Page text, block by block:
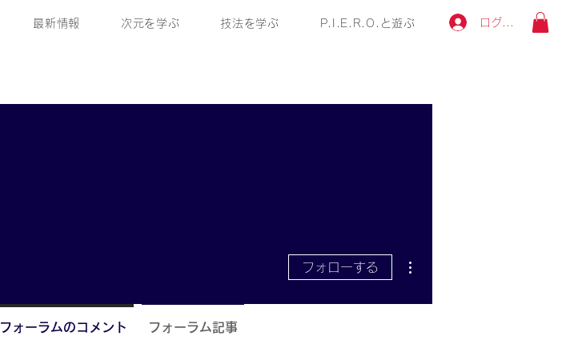
ログイン
最新情報 次元を学ぶ 技法を学ぶ P.I.E.R.O.と遊ぶ
フォローする
フォーラムのコメント フォーラム記事